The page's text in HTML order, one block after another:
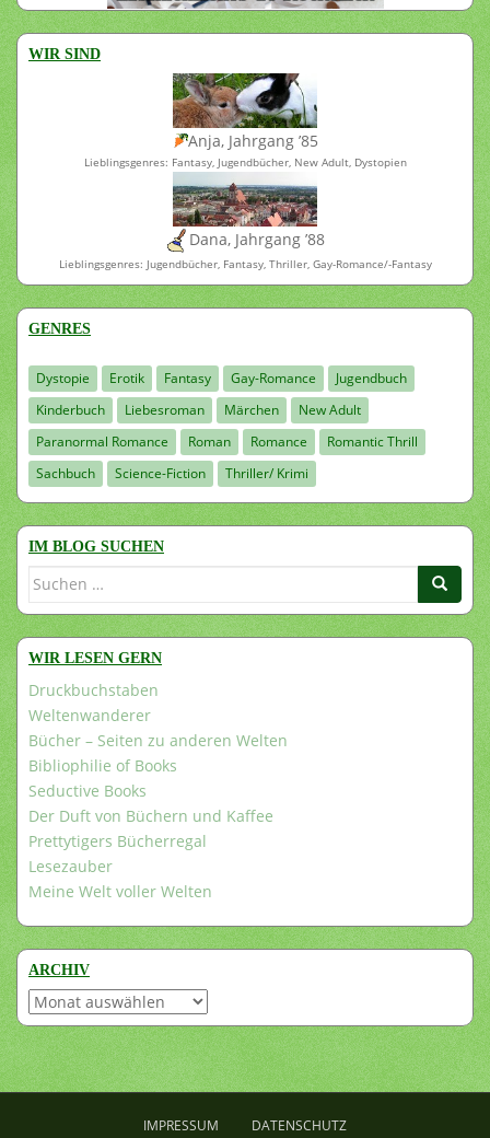
WIR SIND
Anja, Jahrgang ’85
Lieblingsgenres: Fantasy, Jugendbücher, New Adult, Dystopien
Dana, Jahrgang ’88
Lieblingsgenres: Jugendbücher, Fantasy, Thriller, Gay-Romance/-Fantasy
GENRES
Dystopie Erotik Fantasy Gay-Romance
Jugendbuch
Kinderbuch
Liebesroman Märchen
New Adult
Paranormal Romance
Roman Romance
Romantic Thrill
Sachbuch
Science-Fiction Thriller/ Krimi
IM BLOG SUCHEN
Suchen
WIR LESEN GERN
Druckbuchstaben
Weltenwanderer
Bücher – Seiten zu anderen Welten
Bibliophilie of Books
Seductive Books
Der Duft von Büchern und Kaffee
Prettytigers Bücherregal
Lesezauber
Meine Welt voller Welten
ARCHIV
Archiv
IMPRESSUM DATENSCHUTZ